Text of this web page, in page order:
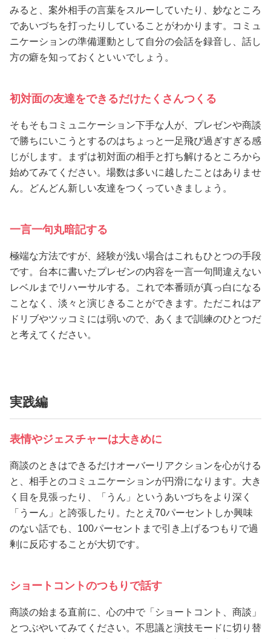
みると、案外相手の言葉をスルーしていたり、妙なところ
であいづちを打ったりしていることがわかります。コミュ
ニケーションの準備運動として自分の会話を録音し、話し
方の癖を知っておくといいでしょう。
初対面の友達をできるだけたくさんつくる
そもそもコミュニケーション下手な人が、プレゼンや商談
で勝ちにいこうとするのはちょっと一足飛び過ぎすぎる感
じがします。まずは初対面の相手と打ち解けるところから
始めてみてください。場数は多いに越したことはありませ
ん。どんどん新しい友達をつくっていきましょう。
一言一句丸暗記する
極端な方法ですが、経験が浅い場合はこれもひとつの手段
です。台本に書いたプレゼンの内容を一言一句間違えない
レベルまでリハーサルする。これで本番頭が真っ白になる
ことなく、淡々と演じきることができます。ただこれはア
ドリブやツッコミには弱いので、あくまで訓練のひとつだ
と考えてください。
実践編
表情やジェスチャーは大きめに
商談のときはできるだけオーバーリアクションを心がける
と、相手とのコミュニケーションが円滑になります。大き
く目を見張ったり、「うん」というあいづちをより深く
「うーん」と誇張したり。たとえ70パーセントしか興味
のない話でも、100パーセントまで引き上げるつもりで過
剰に反応することが大切です。
ショートコントのつもりで話す
商談の始まる直前に、心の中で「ショートコント、商談」
とつぶやいてみてください。不思議と演技モードに切り替